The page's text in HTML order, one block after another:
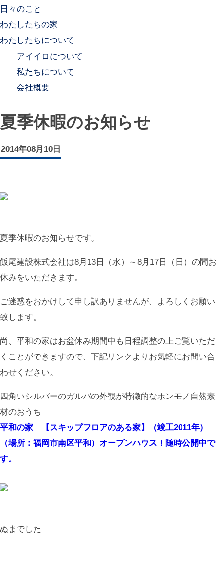
日々のこと
わたしたちの家
わたしたちについて
アイイロについて
私たちについて
会社概要
夏季休暇のお知らせ
2014年08月10日
夏季休暇のお知らせです。
飯尾建設株式会社は8月13日（水）～8月17日（日）の間お
休みをいただきます。
ご迷惑をおかけして申し訳ありませんが、よろしくお願い
致します。
尚、平和の家はお盆休み期間中も日程調整の上ご覧いただ
くことができますので、下記リンクよりお気軽にお問い合
わせください。
四角いシルバーのガルバの外観が特徴的なホンモノ自然素
材のおうち
平和の家 【スキップフロアのある家】（竣工2011年）
（場所：福岡市南区平和）オープンハウス！随時公開中で
す。
ぬまでした